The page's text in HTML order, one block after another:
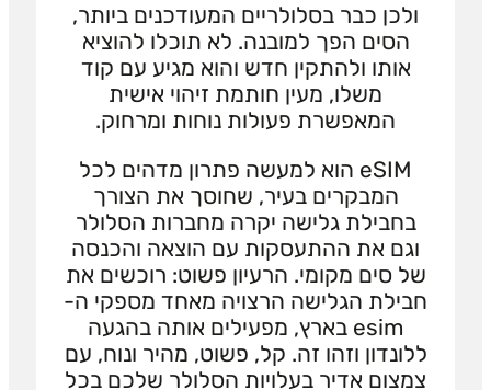
ולכן כבר בסלולריים המעודכנים ביותר,
הסים הפך למובנה. לא תוכלו להוציא
אותו ולהתקין חדש והוא מגיע עם קוד
משלו, מעין חותמת זיהוי אישית
המאפשרת פעולות נוחות ומרחוק.
eSIM הוא למעשה פתרון מדהים לכל
המבקרים בעיר, שחוסך את הצורך
בחבילת גלישה יקרה מחברות הסלולר
וגם את ההתעסקות עם הוצאה והכנסה
של סים מקומי. הרעיון פשוט: רוכשים את
חבילת הגלישה הרצויה מאחד מספקי ה-
esim בארץ, מפעילים אותה בהגעה
ללונדון וזהו זה. קל, פשוט, מהיר ונוח, עם
צמצום אדיר בעלויות הסלולר שלכם בכל